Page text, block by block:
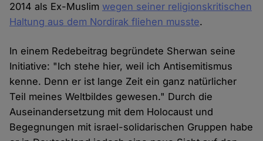
2014 als Ex-Muslim wegen seiner religionskritischen
Haltung aus dem Nordirak fliehen musste.
In einem Redebeitrag begründete Sherwan seine
Initiative: "Ich stehe hier, weil ich Antisemitismus
kenne. Denn er ist lange Zeit ein ganz natürlicher
Teil meines Weltbildes gewesen." Durch die
Auseinandersetzung mit dem Holocaust und
Begegnungen mit israel-solidarischen Gruppen habe